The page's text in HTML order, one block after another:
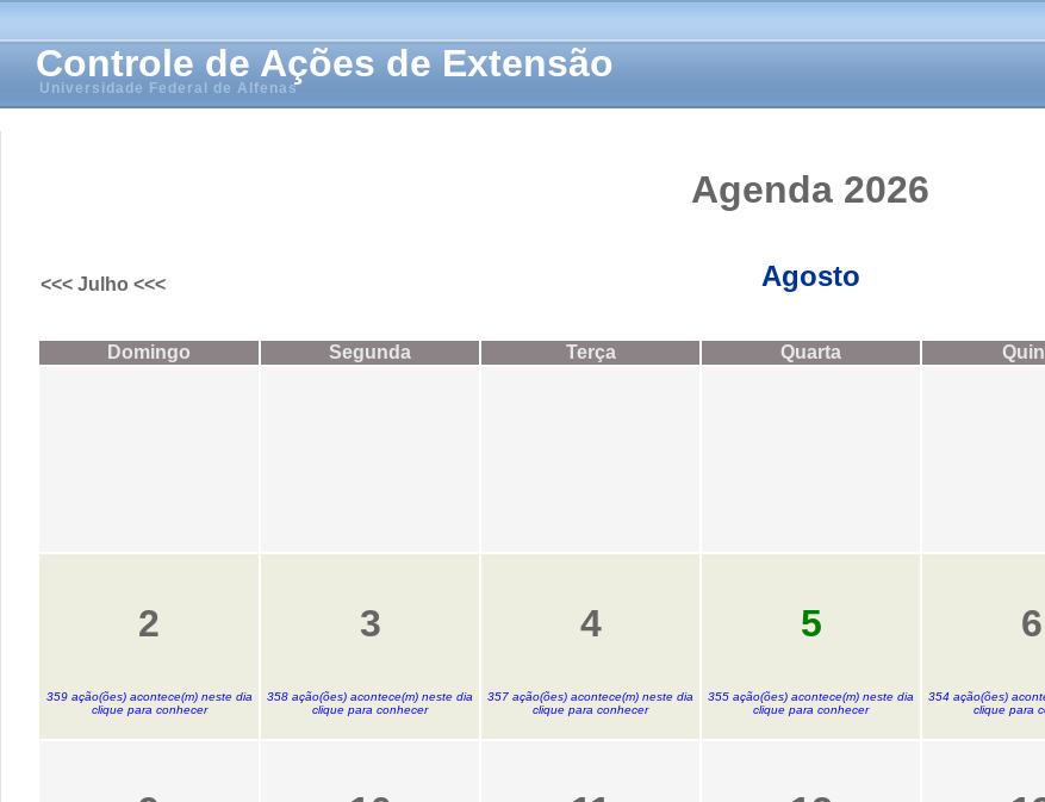
Controle de Ações de Extensão
Universidade Federal de Alfenas
Agenda 2026
<<< Julho <<< Agosto
Domingo Segunda Terça Quarta
2
359 ação(ões) acontece(m) neste dia
clique para conhecer
3
358 ação(ões) acontece(m) neste dia
clique para conhecer
4
357 ação(ões) acontece(m) neste dia
clique para conhecer
5
355 ação(ões) acontece(m) neste dia
clique para conhecer
6
354 ação(ões)
clique para